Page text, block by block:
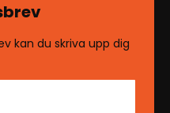
kan du skriva upp dig